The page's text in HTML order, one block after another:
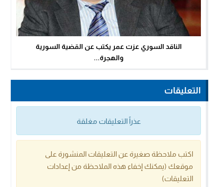
الناقد السوري عزت عمر يكتب عن القضية السورية
والهجرة...
التعليقات
عذراً التعليقات مغلقة
اكتب ملاحظة صغيرة عن التعليقات المنشورة على
موقعك (يمكنك إخفاء هذه الملاحظة من إعدادات
التعليقات)